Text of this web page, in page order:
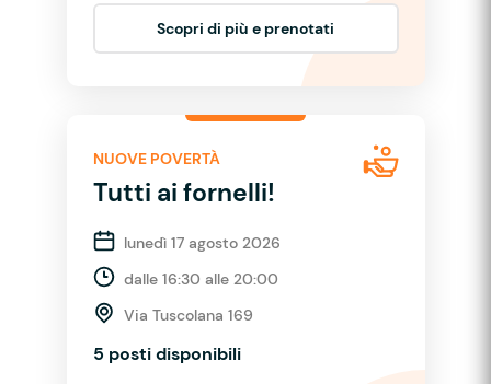
Scopri di più e prenotati
NUOVE POVERTÀ
Tutti ai fornelli!
lunedì 17 agosto 2026
dalle 16:30 alle 20:00
Via Tuscolana 169
5 posti disponibili